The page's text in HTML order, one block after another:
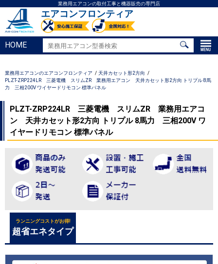
業務用エアコンの取付工事と機器販売の専門店
エアコンフロンティア
HOME
業務用エアコンのエアコンフロンティア
天井カセット形2方向
PLZT-ZRP224LR 三菱電機 スリムZR 業務用エアコン 天井カセット形2方向 トリプル 8馬
力 三相200V ワイヤードリモコン 標準パネル
PLZT-ZRP224LR 三菱電機 スリムZR 業務用エアコ
ン 天井カセット形2方向 トリプル 8馬力 三相200V ワ
イヤードリモコン 標準パネル
ランニングコストがお得!
超省エネタイプ